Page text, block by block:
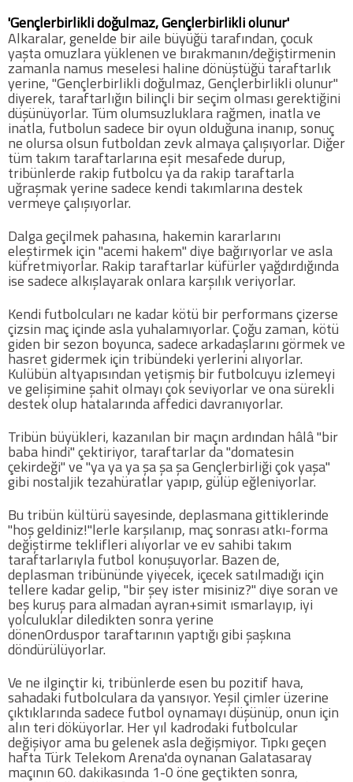
Twitter
Google Plus
Instagram
Hakkımızda
Hakkımızda
Blog
Künye
İletişim
Web Sürüme Geç
COPYLEFT 2014. AGB Bilişim Teknolojileri
'Gençlerbirlikli doğulmaz, Gençlerbirlikli olunur'
Alkaralar, genelde bir aile büyüğü tarafından, çocuk
yaşta omuzlara yüklenen ve bırakmanın/değiştirmenin
zamanla namus meselesi haline dönüştüğü taraftarlık
yerine, "Gençlerbirlikli doğulmaz, Gençlerbirlikli olunur"
diyerek, taraftarlığın bilinçli bir seçim olması gerektiğini
düşünüyorlar. Tüm olumsuzluklara rağmen, inatla ve
inatla, futbolun sadece bir oyun olduğuna inanıp, sonuç
ne olursa olsun futboldan zevk almaya çalışıyorlar. Diğer
tüm takım taraftarlarına eşit mesafede durup,
tribünlerde rakip futbolcu ya da rakip taraftarla
uğraşmak yerine sadece kendi takımlarına destek
vermeye çalışıyorlar.
Dalga geçilmek pahasına, hakemin kararlarını
eleştirmek için "acemi hakem" diye bağırıyorlar ve asla
küfretmiyorlar. Rakip taraftarlar küfürler yağdırdığında
ise sadece alkışlayarak onlara karşılık veriyorlar.
Kendi futbolcuları ne kadar kötü bir performans çizerse
çizsin maç içinde asla yuhalamıyorlar. Çoğu zaman, kötü
giden bir sezon boyunca, sadece arkadaşlarını görmek ve
hasret gidermek için tribündeki yerlerini alıyorlar.
Kulübün altyapısından yetişmiş bir futbolcuyu izlemeyi
ve gelişimine şahit olmayı çok seviyorlar ve ona sürekli
destek olup hatalarında affedici davranıyorlar.
Tribün büyükleri, kazanılan bir maçın ardından hâlâ "bir
baba hindi" çektiriyor, taraftarlar da "domatesin
çekirdeği" ve "ya ya ya şa şa şa Gençlerbirliği çok yaşa"
gibi nostaljik tezahüratlar yapıp, gülüp eğleniyorlar.
Bu tribün kültürü sayesinde, deplasmana gittiklerinde
"hoş geldiniz!"lerle karşılanıp, maç sonrası atkı-forma
değiştirme teklifleri alıyorlar ve ev sahibi takım
taraftarlarıyla futbol konuşuyorlar. Bazen de,
deplasman tribününde yiyecek, içecek satılmadığı için
tellere kadar gelip, "bir şey ister misiniz?" diye soran ve
beş kuruş para almadan ayran+simit ısmarlayıp, iyi
yolculuklar diledikten sonra yerine
dönenOrduspor taraftarının yaptığı gibi şaşkına
döndürülüyorlar.
Ve ne ilginçtir ki, tribünlerde esen bu pozitif hava,
sahadaki futbolculara da yansıyor. Yeşil çimler üzerine
çıktıklarında sadece futbol oynamayı düşünüp, onun için
alın teri döküyorlar. Her yıl kadrodaki futbolcular
değişiyor ama bu gelenek asla değişmiyor. Tıpkı geçen
hafta Türk Telekom Arena'da oynanan Galatasaray
maçının 60. dakikasında 1-0 öne geçtikten sonra,